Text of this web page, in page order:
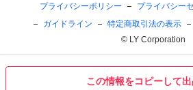
この情報をコピーして
プライバシーポリシー プライバシー
ガイドライン
特定商取引法の表示
© LY Corporation